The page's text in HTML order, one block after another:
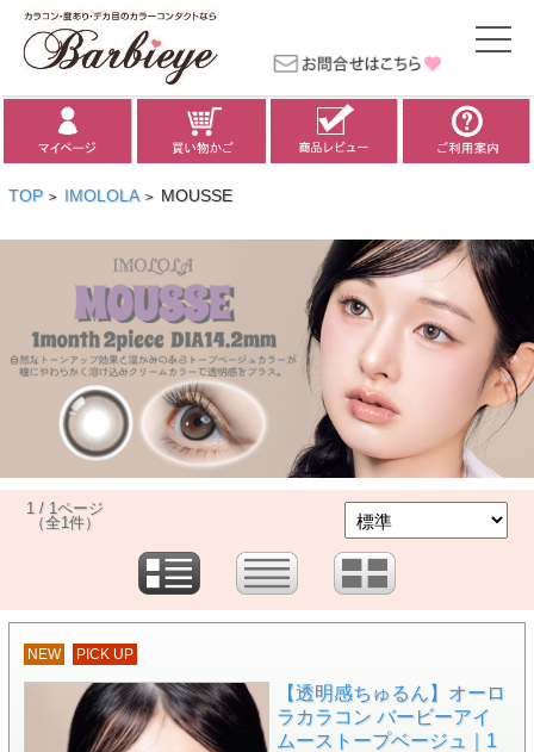
TOP > IMOLOLA > MOUSSE
1 / 1ページ
（全1件）
NEW PICK UP
【透明感ちゅるん】オーロ
ラカラコン バービーアイ
ムーストープベージュ｜1